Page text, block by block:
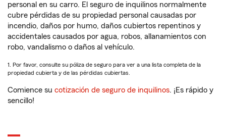
personal en su carro. El seguro de inquilinos normalmente
cubre pérdidas de su propiedad personal causadas por
incendio, daños por humo, daños cubiertos repentinos y
accidentales causados por agua, robos, allanamientos con
robo, vandalismo o daños al vehículo.
1. Por favor, consulte su póliza de seguro para ver a una lista completa de la
propiedad cubierta y de las pérdidas cubiertas.
Comience su cotización de seguro de inquilinos. ¡Es rápido y
sencillo!